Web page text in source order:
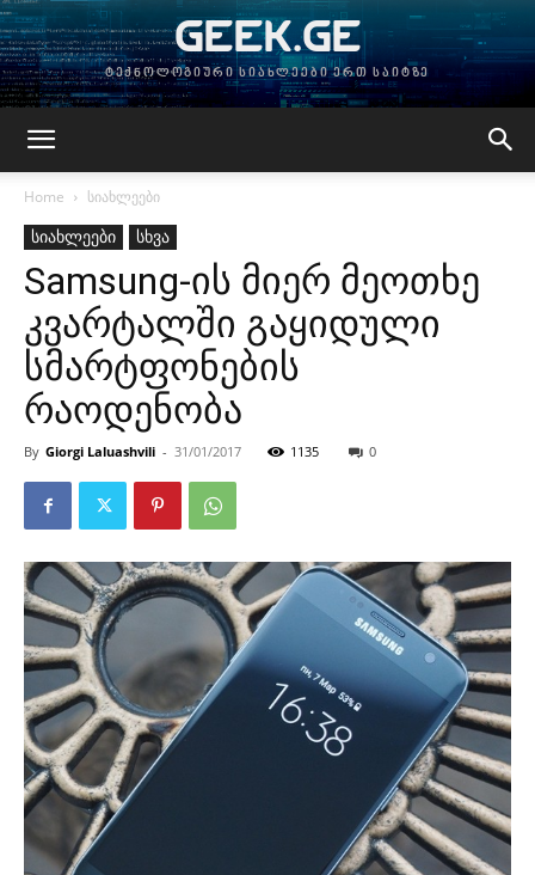
GEEK.GE
ტექნოლოგიური სიახლეები ერთ საიტზე
Home სიახლეები
სიახლეები სხვა
Samsung-ის მიერ მეოთხე
კვარტალში გაყიდული
სმარტფონების
რაოდენობა
By Giorgi Laluashvili - 31/01/2017 1135 0